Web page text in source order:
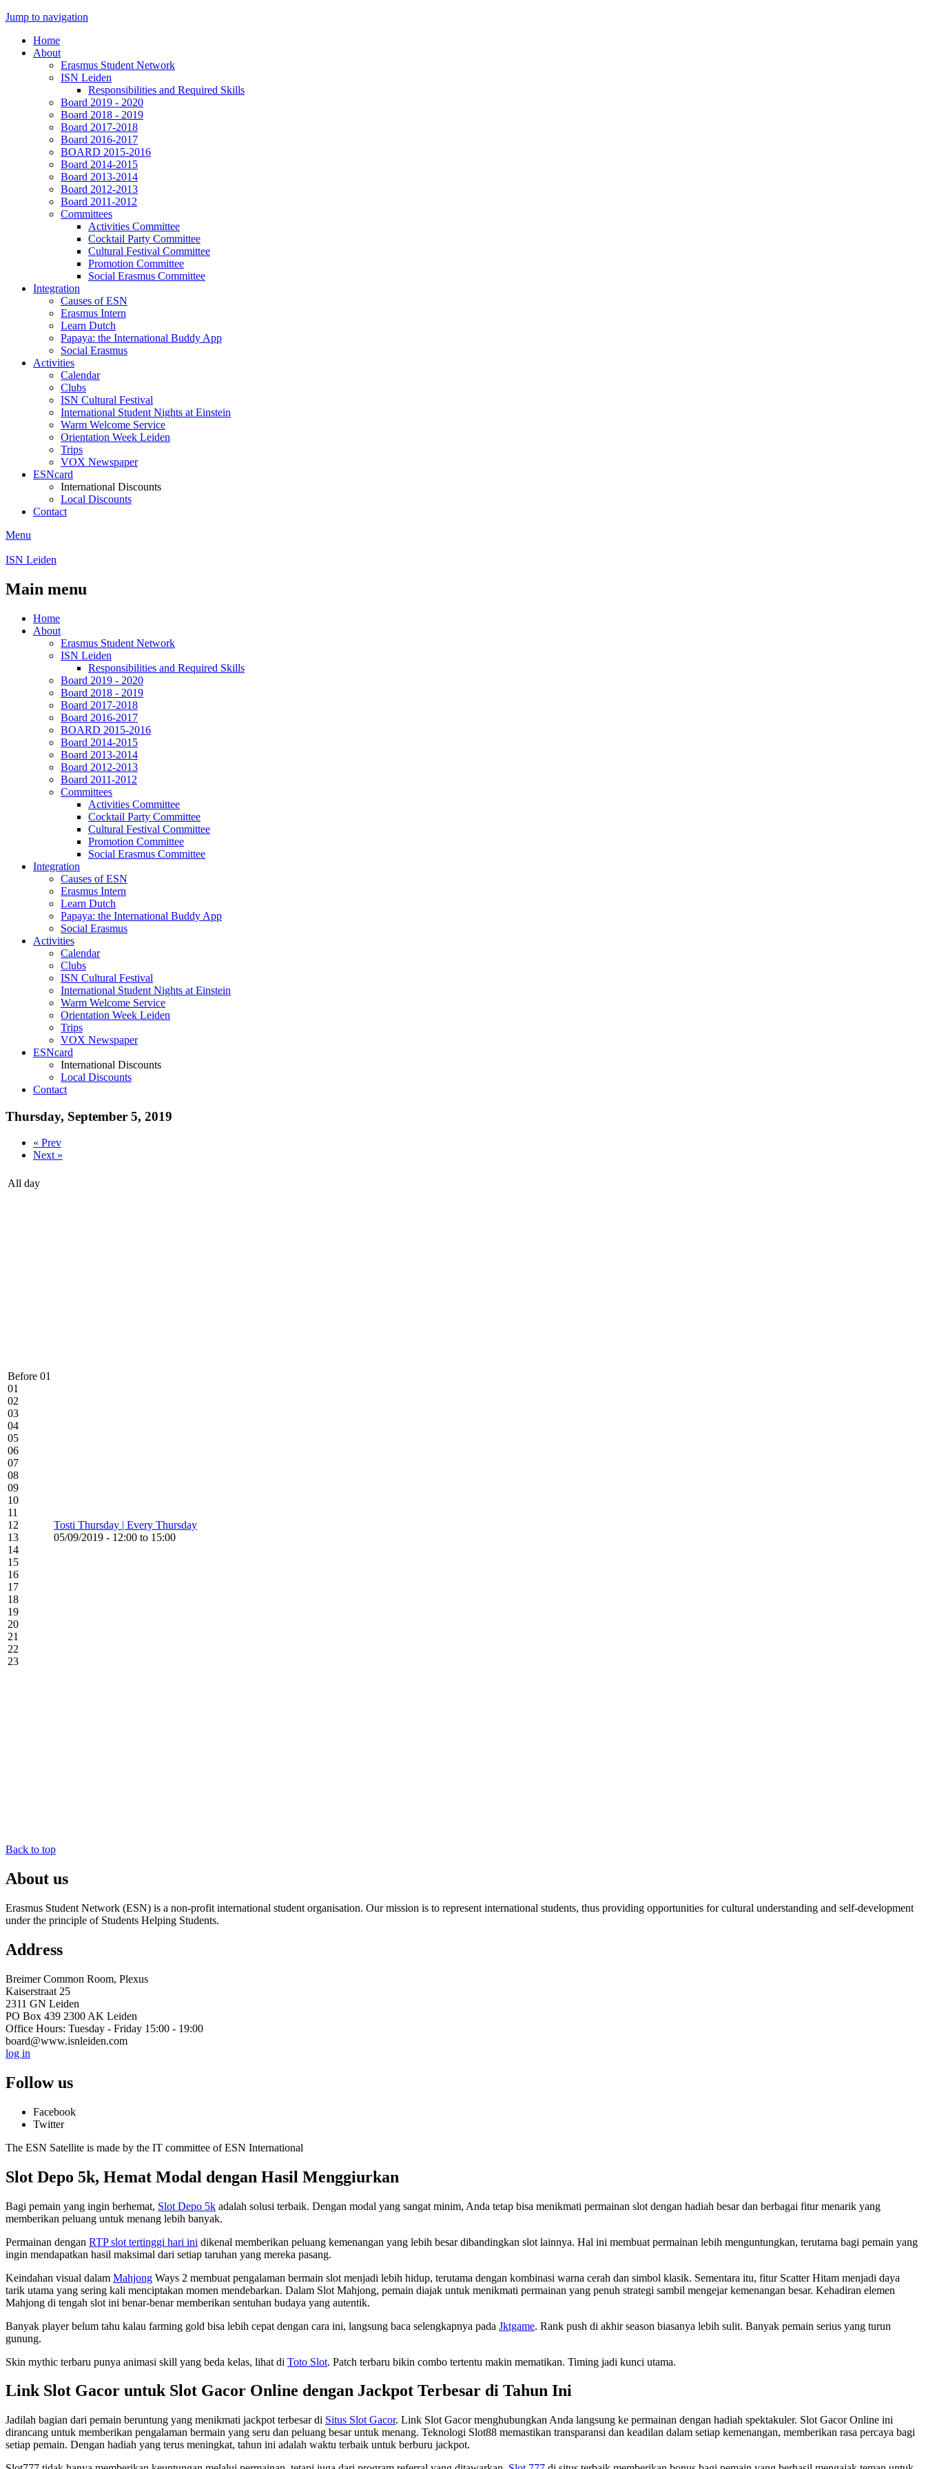
Jump to navigation
Home
About
Erasmus Student Network
ISN Leiden
Responsibilities and Required Skills
Board 2019 - 2020
Board 2018 - 2019
Board 2017-2018
Board 2016-2017
BOARD 2015-2016
Board 2014-2015
Board 2013-2014
Board 2012-2013
Board 2011-2012
Committees
Activities Committee
Cocktail Party Committee
Cultural Festival Committee
Promotion Committee
Social Erasmus Committee
Integration
Causes of ESN
Erasmus Intern
Learn Dutch
Papaya: the International Buddy App
Social Erasmus
Activities
Calendar
Clubs
ISN Cultural Festival
International Student Nights at Einstein
Warm Welcome Service
Orientation Week Leiden
Trips
VOX Newspaper
ESNcard
International Discounts
Local Discounts
Contact
Menu
ISN Leiden
Main menu
Home
About
Erasmus Student Network
ISN Leiden
Responsibilities and Required Skills
Board 2019 - 2020
Board 2018 - 2019
Board 2017-2018
Board 2016-2017
BOARD 2015-2016
Board 2014-2015
Board 2013-2014
Board 2012-2013
Board 2011-2012
Committees
Activities Committee
Cocktail Party Committee
Cultural Festival Committee
Promotion Committee
Social Erasmus Committee
Integration
Causes of ESN
Erasmus Intern
Learn Dutch
Papaya: the International Buddy App
Social Erasmus
Activities
Calendar
Clubs
ISN Cultural Festival
International Student Nights at Einstein
Warm Welcome Service
Orientation Week Leiden
Trips
VOX Newspaper
ESNcard
International Discounts
Local Discounts
Contact
Thursday, September 5, 2019
« Prev
Next »
All day
Before 01
01
02
03
04
05
06
07
08
09
10
11
12
13
14
15
16
17
18
19
20
21
22
23
Tosti Thursday | Every Thursday
05/09/2019 - 12:00 to 15:00
Back to top
About us
Erasmus Student Network (ESN) is a non-profit international student organisation. Our mission is to represent international students, thus providing opportunities for cultural understanding and self-development
under the principle of Students Helping Students.
Address
Breimer Common Room, Plexus
Kaiserstraat 25
2311 GN Leiden
PO Box 439 2300 AK Leiden
Office Hours: Tuesday - Friday 15:00 - 19:00
board@www.isnleiden.com
log in
Follow us
Facebook
Twitter
The ESN Satellite is made by the IT committee of ESN International
Slot Depo 5k, Hemat Modal dengan Hasil Menggiurkan
Bagi pemain yang ingin berhemat, Slot Depo 5k adalah solusi terbaik. Dengan modal yang sangat minim, Anda tetap bisa menikmati permainan slot dengan hadiah besar dan berbagai fitur menarik yang
memberikan peluang untuk menang lebih banyak.
Permainan dengan RTP slot tertinggi hari ini dikenal memberikan peluang kemenangan yang lebih besar dibandingkan slot lainnya. Hal ini membuat permainan lebih menguntungkan, terutama bagi pemain yang
ingin mendapatkan hasil maksimal dari setiap taruhan yang mereka pasang.
Keindahan visual dalam Mahjong Ways 2 membuat pengalaman bermain slot menjadi lebih hidup, terutama dengan kombinasi warna cerah dan simbol klasik. Sementara itu, fitur Scatter Hitam menjadi daya
tarik utama yang sering kali menciptakan momen mendebarkan. Dalam Slot Mahjong, pemain diajak untuk menikmati permainan yang penuh strategi sambil mengejar kemenangan besar. Kehadiran elemen
Mahjong di tengah slot ini benar-benar memberikan sentuhan budaya yang autentik.
Banyak player belum tahu kalau farming gold bisa lebih cepat dengan cara ini, langsung baca selengkapnya pada Jktgame. Rank push di akhir season biasanya lebih sulit. Banyak pemain serius yang turun
gunung.
Skin mythic terbaru punya animasi skill yang beda kelas, lihat di Toto Slot. Patch terbaru bikin combo tertentu makin mematikan. Timing jadi kunci utama.
Link Slot Gacor untuk Slot Gacor Online dengan Jackpot Terbesar di Tahun Ini
Jadilah bagian dari pemain beruntung yang menikmati jackpot terbesar di Situs Slot Gacor. Link Slot Gacor menghubungkan Anda langsung ke permainan dengan hadiah spektakuler. Slot Gacor Online ini
dirancang untuk memberikan pengalaman bermain yang seru dan peluang besar untuk menang. Teknologi Slot88 memastikan transparansi dan keadilan dalam setiap kemenangan, memberikan rasa percaya bagi
setiap pemain. Dengan hadiah yang terus meningkat, tahun ini adalah waktu terbaik untuk berburu jackpot.